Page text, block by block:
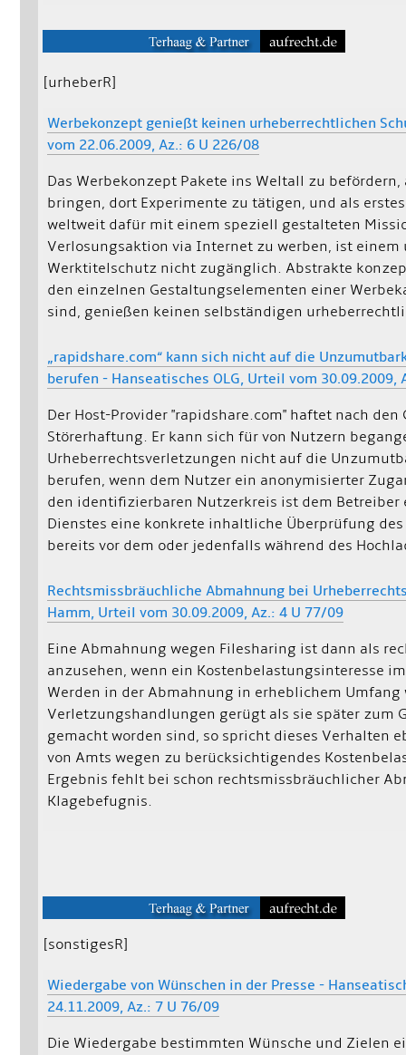
[urheberR]
Werbekonzept genießt keinen urheberrechtlichen
vom 22.06.2009, Az.: 6 U 226/08
Das Werbekonzept Pakete ins Weltall zu befördern,
bringen, dort Experimente zu tätigen, und als
weltweit dafür mit einem speziell gestalteten
Verlosungsaktion via Internet zu werben, ist
Werktitelschutz nicht zugänglich. Abstrakte
den einzelnen Gestaltungselementen einer
sind, genießen keinen selbständigen
„rapidshare.com“ kann sich nicht auf die
berufen - Hanseatisches OLG, Urteil vom 30.09.2009,
Der Host-Provider "rapidshare.com" haftet nach den
Störerhaftung. Er kann sich für von Nutzern
Urheberrechtsverletzungen nicht auf die
berufen, wenn dem Nutzer ein anonymisierter
den identifizierbaren Nutzerkreis ist dem Betreiber
Dienstes eine konkrete inhaltliche Überprüfung
bereits vor dem oder jedenfalls während des
Rechtsmissbräuchliche Abmahnung bei
Hamm, Urteil vom 30.09.2009, Az.: 4 U 77/09
Eine Abmahnung wegen Filesharing ist dann als
anzusehen, wenn ein Kostenbelastungsinteresse
Werden in der Abmahnung in erheblichem
Verletzungshandlungen gerügt als sie später zum
gemacht worden sind, so spricht dieses Verhalten
von Amts wegen zu berücksichtigendes
Ergebnis fehlt bei schon rechtsmissbräuchlicher
Klagebefugnis.
[sonstigesR]
Wiedergabe von Wünschen in der Presse -
24.11.2009, Az.: 7 U 76/09
Die Wiedergabe bestimmten Wünsche und Zielen